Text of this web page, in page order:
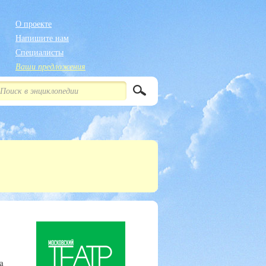
О проекте
Напишите нам
Специалисты
Ваши предложения